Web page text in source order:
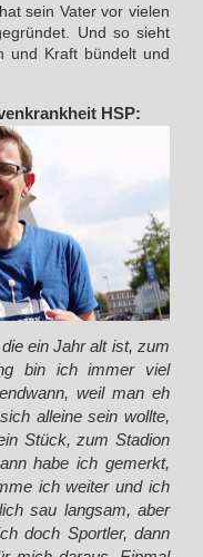
sein Vater vor vielen
Und so sieht
und Kraft bündelt und
HSP:
ein Jahr alt ist, zum
bin ich immer viel
weil man eh
alleine sein wollte,
Stück, zum Stadion
habe ich gemerkt,
ich weiter und ich
sau langsam, aber
doch Sportler, dann